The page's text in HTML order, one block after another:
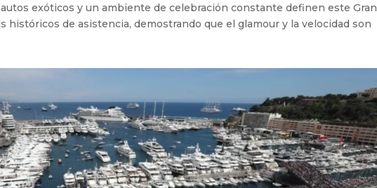
exóticos y un ambiente de celebración constante definen este Gran
históricos de asistencia, demostrando que el glamour y la velocidad son